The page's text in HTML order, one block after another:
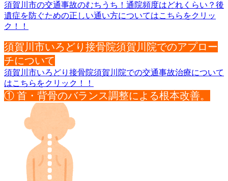
須賀川市の交通事故のむちうち！通院頻度はどれくらい？後
遺症を防ぐための正しい通い方についてはこちらをクリッ
ク！！
須賀川市いろどり接骨院須賀川院でのアプロー
チについて
須賀川市いろどり接骨院須賀川院での交通事故治療について
はこちらをクリック！！
① 首・背骨のバランス調整による根本改善。